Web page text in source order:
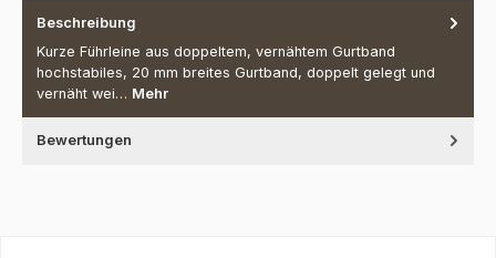
Beschreibung
Kurze Führleine aus doppeltem, vernähtem Gurtband
hochstabiles, 20 mm breites Gurtband, doppelt gelegt und
vernäht wei… Mehr
Bewertungen